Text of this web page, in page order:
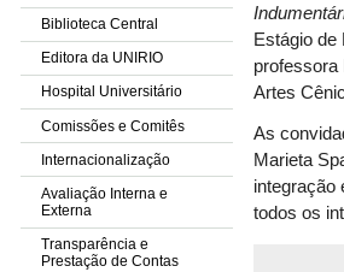
Biblioteca Central
Editora da UNIRIO
Hospital Universitário
Comissões e Comitês
Internacionalização
Avaliação Interna e
Externa
Transparência e
Prestação de Contas
Estágio de
professora
Artes
As
Marieta
integração
todos os